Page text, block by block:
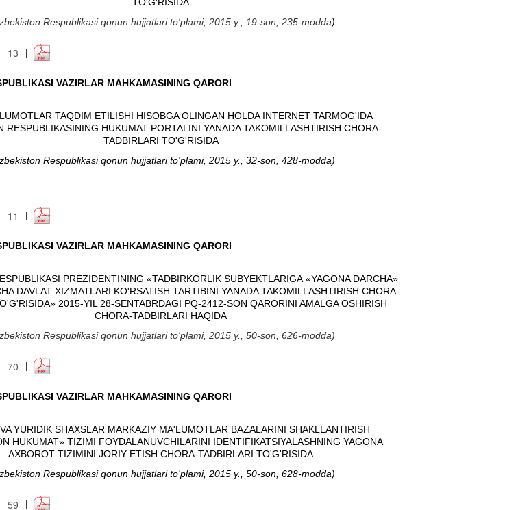
Respublikasi qonun hujjatlari to'plami, 2015 y., 19-son, 235-modda)
|
VAZIRLAR MAHKAMASINING QARORI
TAQDIM ETILISHI HISOBGA OLINGAN HOLDA INTERNET TARMOG'IDA
RESPUBLIKASINING HUKUMAT PORTALINI YANADA TAKOMILLASHTIRISH CHORA-
TADBIRLARI TO'G'RISIDA
Respublikasi qonun hujjatlari to'plami, 2015 y., 32-son, 428-modda)
|
VAZIRLAR MAHKAMASINING QARORI
PREZIDENTINING«TADBIRKORLIK SUBYEKTLARIGA«YAGONA DARCHA»
DAVLAT XIZMATLARI KO'RSATISH TARTIBINI YANADA TAKOMILLASHTIRISH CHORA-
» 2015-YIL 28-SENTABRDAGI PQ-2412-SON QARORINI AMALGA OSHIRISH
CHORA-TADBIRLARI HAQIDA
Respublikasi qonun hujjatlari to'plami, 2015 y., 50-son, 626-modda)
|
VAZIRLAR MAHKAMASINING QARORI
YURIDIK SHAXSLAR MARKAZIY MA'LUMOTLAR BAZALARINI SHAKLLANTIRISH
HUKUMAT» TIZIMI FOYDALANUVCHILARINI IDENTIFIKATSIYALASHNING YAGONA
AXBOROT TIZIMINI JORIY ETISH CHORA-TADBIRLARI TO'G'RISIDA
Respublikasi qonun hujjatlari to'plami, 2015 y., 50-son, 628-modda)
|